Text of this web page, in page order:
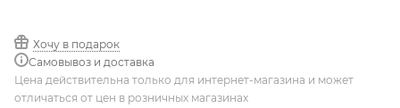
Хочу в подарок
Самовывоз и доставка
Цена действительна только для интернет-магазина и может
отличаться от цен в розничных магазинах